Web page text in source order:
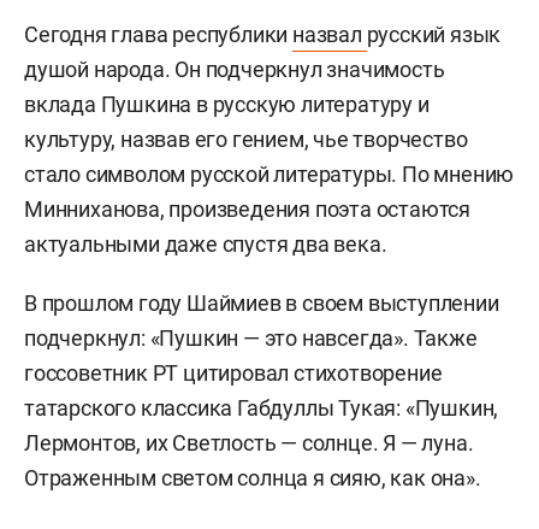
Сегодня глава республики назвал русский язык
душой народа. Он подчеркнул значимость
вклада Пушкина в русскую литературу и
культуру, назвав его гением, чье творчество
стало символом русской литературы. По мнению
Минниханова, произведения поэта остаются
актуальными даже спустя два века.
В прошлом году Шаймиев в своем выступлении
подчеркнул: «Пушкин — это навсегда». Также
госсоветник РТ цитировал стихотворение
татарского классика Габдуллы Тукая: «Пушкин,
Лермонтов, их Светлость — солнце. Я — луна.
Отраженным светом солнца я сияю, как она».